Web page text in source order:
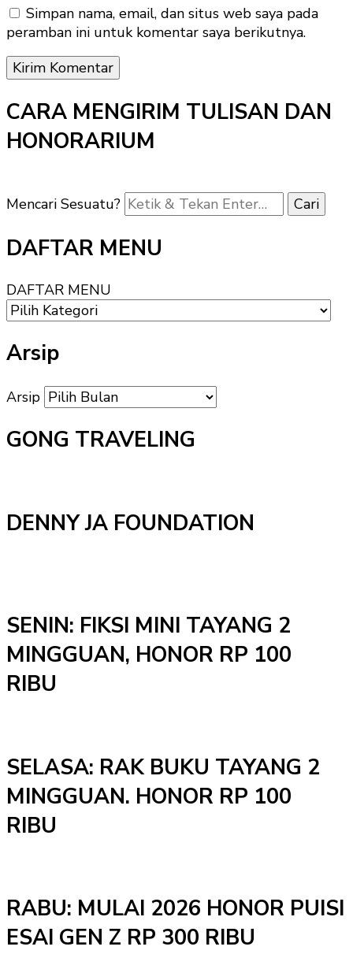
Simpan nama, email, dan situs web saya pada
peramban ini untuk komentar saya berikutnya.
CARA MENGIRIM TULISAN DAN
HONORARIUM
Mencari Sesuatu?
DAFTAR MENU
DAFTAR MENU
Arsip
Arsip
GONG TRAVELING
DENNY JA FOUNDATION
SENIN: FIKSI MINI TAYANG 2
MINGGUAN, HONOR RP 100
RIBU
SELASA: RAK BUKU TAYANG 2
MINGGUAN. HONOR RP 100
RIBU
RABU: MULAI 2026 HONOR PUISI
ESAI GEN Z RP 300 RIBU